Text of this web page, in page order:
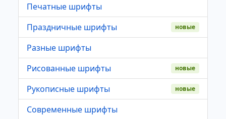
Печатные шрифты
Праздничные шрифты
новые
Разные шрифты
Рисованные шрифты
новые
Рукописные шрифты новые
Современные шрифты